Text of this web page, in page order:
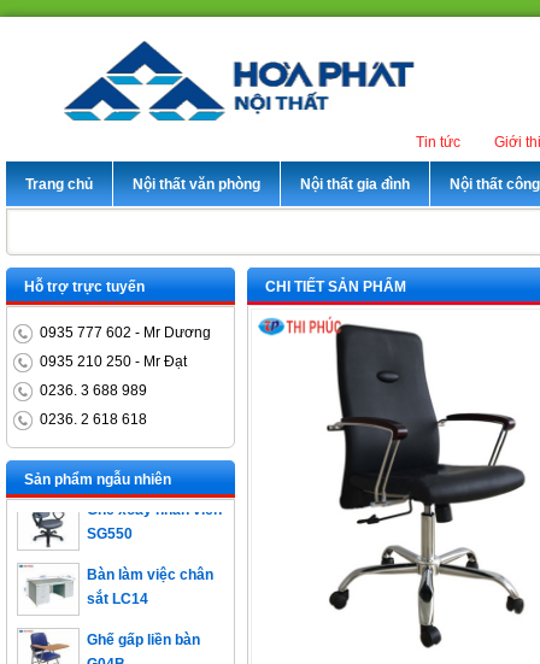
Giới
Tin tức
Trang chủ Nội thất văn phòng Nội thất gia đình Nội thất
CHI TIẾT SẢN PHẨM
Hỗ trợ trực tuyến
0935 777 602 - Mr Dương
0935 210 250 - Mr Đạt
0236. 3 688 989
0236. 2 618 618
Sản phẩm ngẫu nhiên
Bàn trưởng phòng
ET1400D
Ghế xoay nhân viên
SG550
sắt LC14
G04B